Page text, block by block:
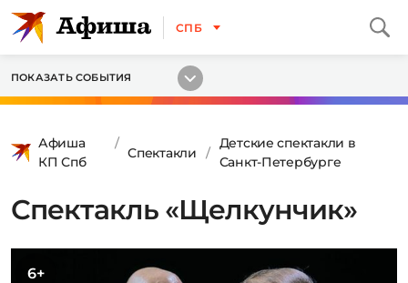
СПБ
ПОКАЗАТЬ СОБЫТИЯ
Афиша
КП Спб
Спектакли
Детские спектакли в
Санкт-Петербурге
Спектакль «Щелкунчик»
6+